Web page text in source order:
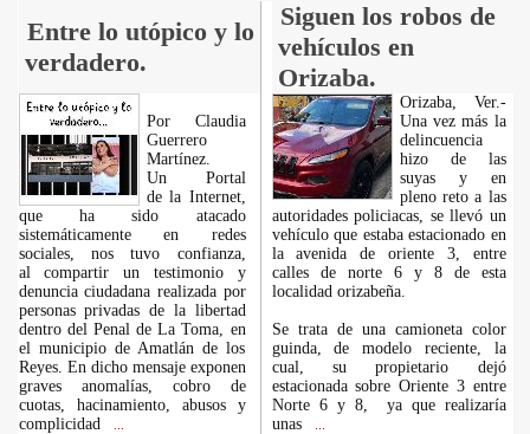
Entre lo utópico y lo
verdadero.
Siguen los robos de
vehículos en
Orizaba.
Por Claudia
Guerrero
Martínez.
​Un Portal
de la Internet,
que ha sido atacado
sistemáticamente en redes
sociales, nos tuvo confianza,
al compartir un testimonio y
denuncia ciudadana realizada por
personas privadas de la libertad
dentro del Penal de La Toma, en
el municipio de Amatlán de los
Reyes. En dicho mensaje exponen
graves anomalías, cobro de
cuotas, hacinamiento, abusos y
complicidad
Orizaba, Ver.-
Una vez más la
delincuencia
hizo de las
suyas y en
pleno reto a las
autoridades policiacas, se llevó un
vehículo que estaba estacionado en
la avenida de oriente 3, entre
calles de norte 6 y 8 de esta
localidad orizabeña.
Se trata de una camioneta color
guinda, de modelo reciente, la
cual, su propietario dejó
estacionada sobre Oriente 3 entre
Norte 6 y 8, ya que realizaría
unas